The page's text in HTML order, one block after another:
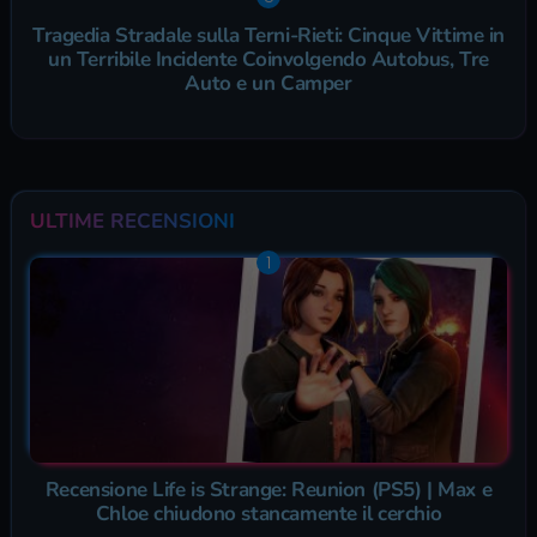
Tragedia Stradale sulla Terni-Rieti: Cinque Vittime in
un Terribile Incidente Coinvolgendo Autobus, Tre
Auto e un Camper
ULTIME RECENSIONI
Recensione Life is Strange: Reunion (PS5) | Max e
Chloe chiudono stancamente il cerchio